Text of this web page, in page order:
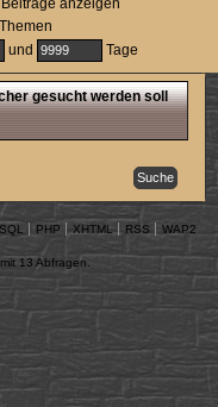
und Tage
gesucht werden soll
PHP XHTML RSS WAP2
13 Abfragen.